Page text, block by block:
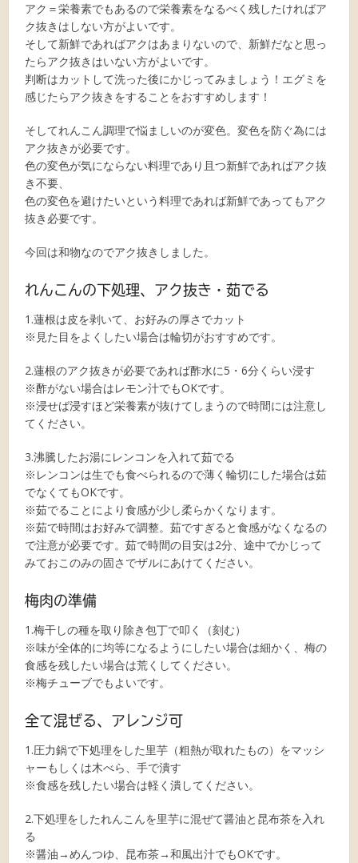
アク＝栄養素でもあるので栄養素をなるべく残したければア
ク抜きはしない方がよいです。
そして新鮮であればアクはあまりないので、新鮮だなと思っ
たらアク抜きはいない方がよいです。
判断はカットして洗った後にかじってみましょう！エグミを
感じたらアク抜きをすることをおすすめします！
そしてれんこん調理で悩ましいのが変色。変色を防ぐ為には
アク抜きが必要です。
色の変色が気にならない料理であり且つ新鮮であればアク抜
き不要、
色の変色を避けたいという料理であれば新鮮であってもアク
抜き必要です。
今回は和物なのでアク抜きしました。
れんこんの下処理、アク抜き・茹でる
1.蓮根は皮を剥いて、お好みの厚さでカット
※見た目をよくしたい場合は輪切がおすすめです。
2.蓮根のアク抜きが必要であれば酢水に5・6分くらい浸す
※酢がない場合はレモン汁でもOKです。
※浸せば浸すほど栄養素が抜けてしまうので時間には注意し
てください。
3.沸騰したお湯にレンコンを入れて茹でる
※レンコンは生でも食べられるので薄く輪切にした場合は茹
でなくてもOKです。
※茹でることにより食感が少し柔らかくなります。
※茹で時間はお好みで調整。茹ですぎると食感がなくなるの
で注意が必要です。茹で時間の目安は2分、途中でかじって
みておこのみの固さでザルにあけてください。
梅肉の準備
1.梅干しの種を取り除き包丁で叩く（刻む）
※味が全体的に均等になるようにしたい場合は細かく、梅の
食感を残したい場合は荒くしてください。
※梅チューブでもよいです。
全て混ぜる、アレンジ可
1.圧力鍋で下処理をした里芋（粗熱が取れたもの）をマッシ
ャーもしくは木べら、手で潰す
※食感を残したい場合は軽く潰してください。
2.下処理をしたれんこんを里芋に混ぜて醤油と昆布茶を入れ
る
※醤油→めんつゆ、昆布茶→和風出汁でもOKです。